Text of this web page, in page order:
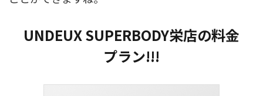
UNDEUX SUPERBODY栄店の料金
プラン!!!